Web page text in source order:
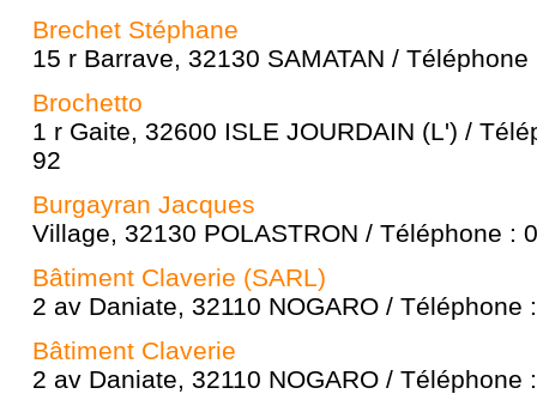
Brechet Stéphane
15 r Barrave, 32130 SAMATAN /
Brochetto
1 r Gaite, 32600 ISLE JOURDAIN (L') /
92
Burgayran Jacques
Village, 32130 POLASTRON / Téléphone :
Bâtiment Claverie (SARL)
2 av Daniate, 32110 NOGARO / Téléphone
Bâtiment Claverie
2 av Daniate, 32110 NOGARO / Téléphone